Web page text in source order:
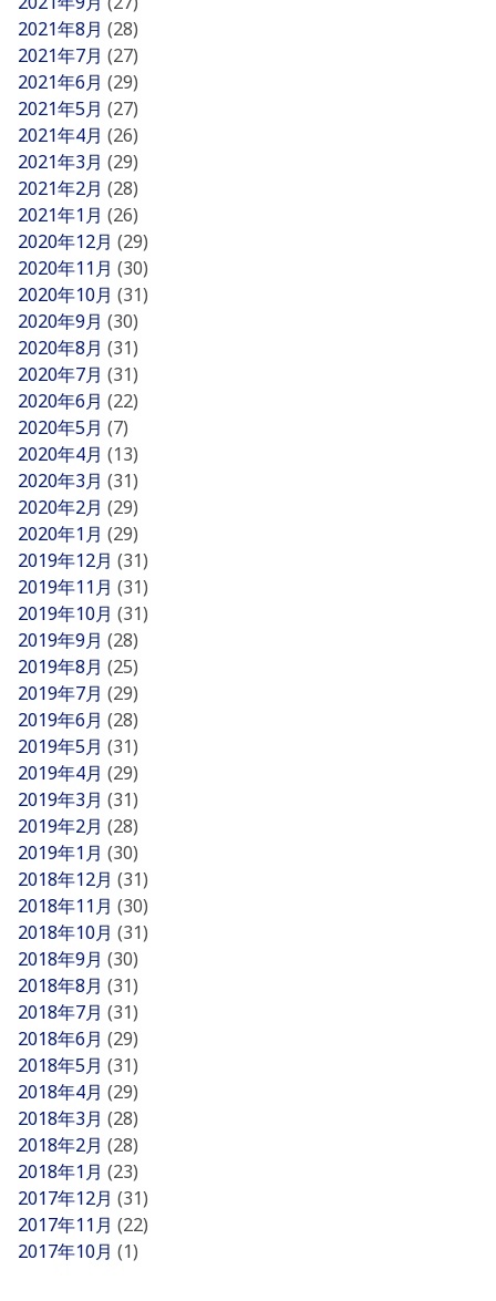
2021年8月 (28)
2021年7月 (27)
2021年6月 (29)
2021年5月 (27)
2021年4月 (26)
2021年3月 (29)
2021年2月 (28)
2021年1月 (26)
2020年12月 (29)
2020年11月 (30)
2020年10月 (31)
2020年9月 (30)
2020年8月 (31)
2020年7月 (31)
2020年6月 (22)
2020年5月 (7)
2020年4月 (13)
2020年3月 (31)
2020年2月 (29)
2020年1月 (29)
2019年12月 (31)
2019年11月 (31)
2019年10月 (31)
2019年9月 (28)
2019年8月 (25)
2019年7月 (29)
2019年6月 (28)
2019年5月 (31)
2019年4月 (29)
2019年3月 (31)
2019年2月 (28)
2019年1月 (30)
2018年12月 (31)
2018年11月 (30)
2018年10月 (31)
2018年9月 (30)
2018年8月 (31)
2018年7月 (31)
2018年6月 (29)
2018年5月 (31)
2018年4月 (29)
2018年3月 (28)
2018年2月 (28)
2018年1月 (23)
2017年12月 (31)
2017年11月 (22)
2017年10月 (1)